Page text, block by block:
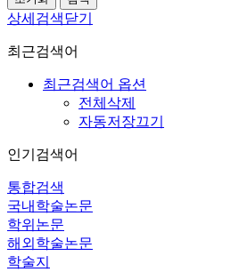
상세검색닫기
최근검색어
최근검색어 옵션
전체삭제
자동저장끄기
인기검색어
통합검색
국내학술논문
학위논문
해외학술논문
학술지